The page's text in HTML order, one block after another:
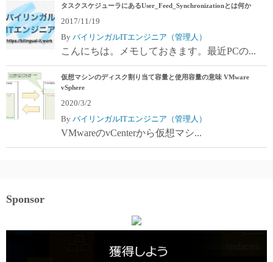
タスクスケジューラにあるUser_Feed_Synchronizationとは何か
2017/11/19
By バイリンガルITエンジニア（管理人）
こんにちは。メモしておきます。最近PCの...
仮想マシンのディスク割り当て容量と使用容量の意味 VMware
vSphere
2020/3/2
By バイリンガルITエンジニア（管理人）
VMwareのvCenterから仮想マシ...
Sponsor